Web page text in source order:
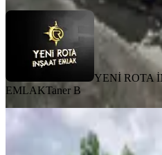
YENİ ROTA
EMLAKTaner B
MANZARALI
Yıldırım
Kanlıdere